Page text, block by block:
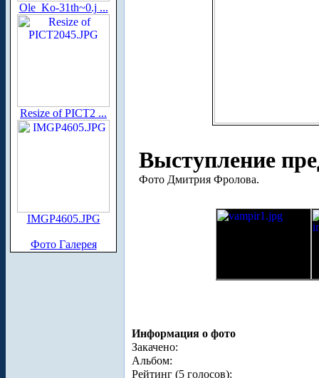
Ole_Ko-31th~0.j ...
Resize of PICT2 ...
IMGP4605.JPG
Фото Галерея
Выступление
Фото Дмитрия Фролова.
Информация о фото
Закачено:
Альбом:
Рейтинг (5 голосов):